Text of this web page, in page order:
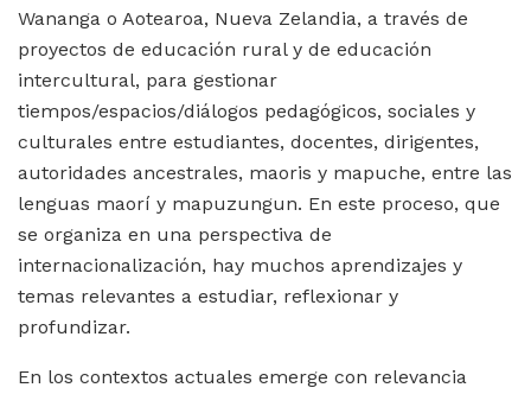
Wananga o Aotearoa, Nueva Zelandia, a través de
proyectos de educación rural y de educación
intercultural, para gestionar
tiempos/espacios/diálogos pedagógicos, sociales y
culturales entre estudiantes, docentes, dirigentes,
autoridades ancestrales, maoris y mapuche, entre las
lenguas maorí y mapuzungun. En este proceso, que
se organiza en una perspectiva de
internacionalización, hay muchos aprendizajes y
temas relevantes a estudiar, reflexionar y
profundizar.
En los contextos actuales emerge con relevancia